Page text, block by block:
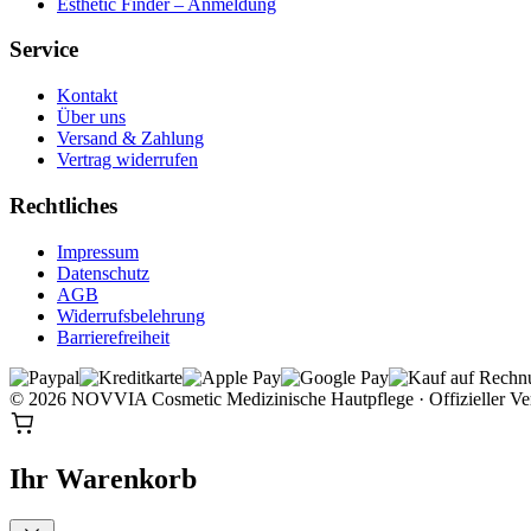
Service
Kontakt
Über uns
Versand & Zahlung
Vertrag widerrufen
Rechtliches
Impressum
Datenschutz
AGB
Widerrufsbelehrung
Barrierefreiheit
© 2026 NOVVIA Cosmetic Medizinische Hautpflege · Offizieller
Ihr Warenkorb